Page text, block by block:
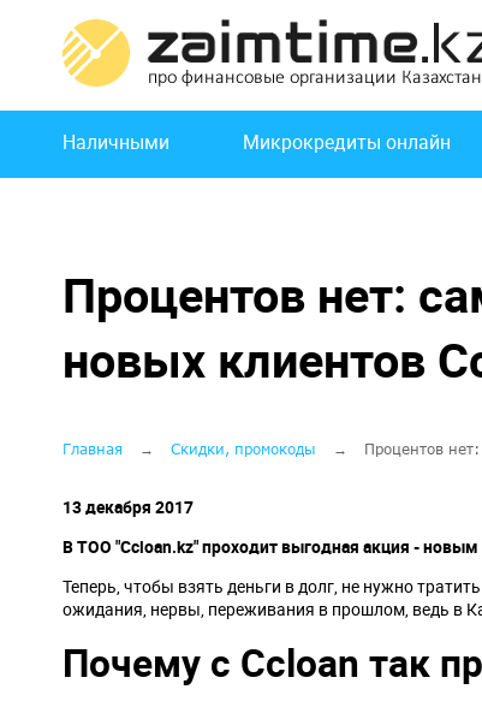
основному
содержанию
Основная
навигация
Наличными Микрокредиты онлайн
Процентов нет:
новых клиентов
Строка
навигации
Главная Скидки, промокоды Процентов
13 декабря 2017
В ТОО "Сcloan.kz" проходит выгодная акция -
Теперь, чтобы взять деньги в долг, не нужно
ожидания, нервы, переживания в прошлом, ведь в
Почему с Сcloan так